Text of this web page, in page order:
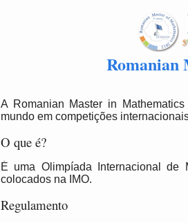
Romanian
A Romanian Master in
mundo em competições
O que é?
É uma Olimpíada Internacional
colocados na IMO.
Regulamento